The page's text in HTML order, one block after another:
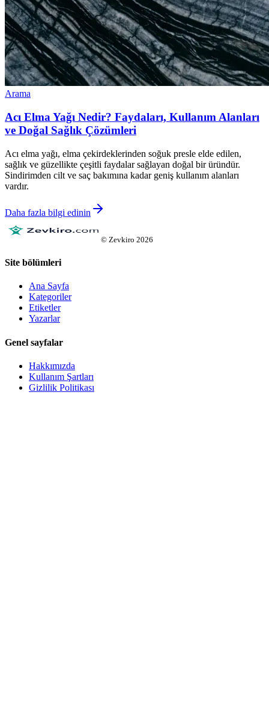
Arama
Acı Elma Yağı Nedir? Faydaları, Kullanım Alanları
ve Doğal Sağlık Çözümleri
Acı elma yağı, elma çekirdeklerinden soğuk presle elde edilen,
sağlık ve güzellikte çeşitli faydalar sağlayan doğal bir üründür.
Sindirimden cilt ve saç bakımına kadar geniş kullanım alanları
vardır.
Daha fazla bilgi edinin
© Zevkiro 2026
Site bölümleri
Ana Sayfa
Kategoriler
Etiketler
Yazarlar
Genel sayfalar
Hakkımızda
Kullanım Şartları
Gizlilik Politikası